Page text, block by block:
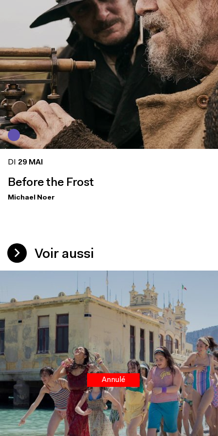
DI 29 MAI
Before the Frost
Michael Noer
Voir aussi
Annulé